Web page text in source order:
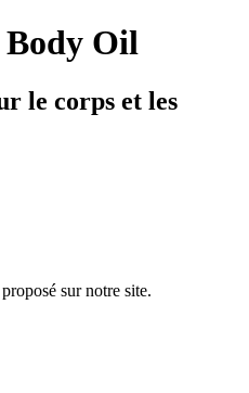
Body Oil
le corps et les
sur notre site.